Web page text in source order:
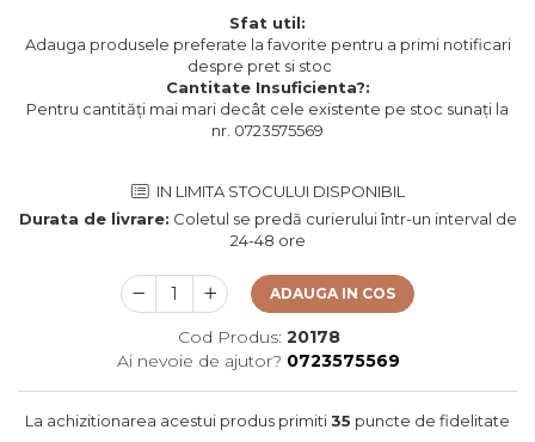
Sfat util:
Adauga produsele preferate la favorite pentru a primi notificari
despre pret si stoc
Cantitate Insuficienta?:
Pentru cantități mai mari decât cele existente pe stoc sunați la
nr. 0723575569
IN LIMITA STOCULUI DISPONIBIL
Durata de livrare: Coletul se predă curierului într-un interval de
24-48 ore
ADAUGA IN COS
Cod Produs: 20178
Ai nevoie de ajutor? 0723575569
La achizitionarea acestui produs primiti35 puncte de fidelitate